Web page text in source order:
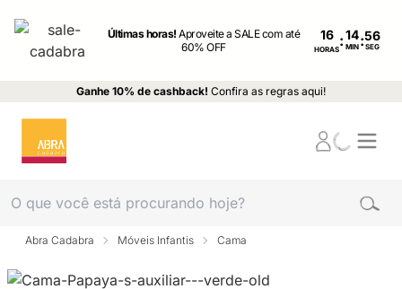
Últimas horas!Aproveite a SALE com até
60% OFF
16
HORAS: MIN : SEG
Ganhe 10% de cashback! Confira as regras aqui!
Abra Cadabra Móveis Infantis Cama